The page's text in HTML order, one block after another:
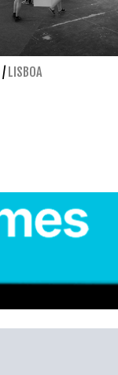
/ LISBOA